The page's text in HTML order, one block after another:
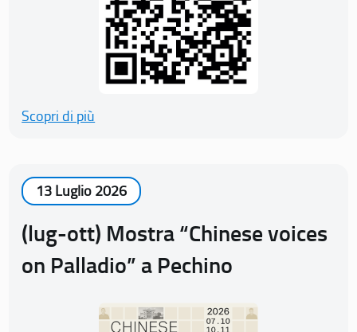
Scopri di più
13 Luglio 2026
(lug-ott) Mostra “Chinese voices
on Palladio” a Pechino